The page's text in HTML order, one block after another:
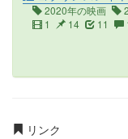
2020年の映画
1
14 11
リンク